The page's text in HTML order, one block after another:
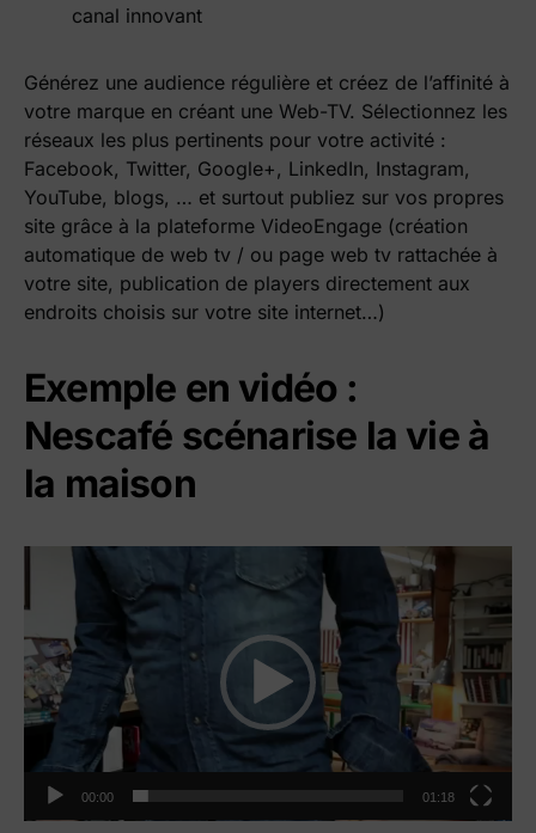
canal innovant
Générez une audience régulière et créez de l’affinité à
votre marque en créant une Web-TV. Sélectionnez les
réseaux les plus pertinents pour votre activité :
Facebook, Twitter, Google+, LinkedIn, Instagram,
YouTube, blogs, … et surtout publiez sur vos propres
site grâce à la plateforme VideoEngage (création
automatique de web tv / ou page web tv rattachée à
votre site, publication de players directement aux
endroits choisis sur votre site internet…)
Exemple en vidéo :
Nescafé scénarise la vie à
la maison
Lecteur
00:00 01:18